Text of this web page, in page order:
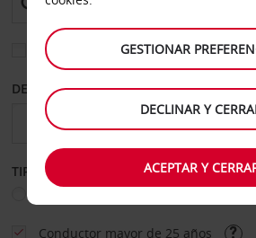
Elegir otra oficina de devolución
DESDE HASTA
TIPO DE ALQUILER
Conductor mayor de 25 años
GESTIONAR
DECLINAR Y
ACEPTAR Y